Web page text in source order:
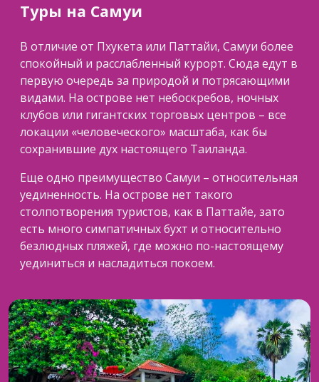
Туры на Самуи
В отличие от Пхукета или Паттайи, Самуи более
спокойный и расслабленный курорт. Сюда едут в
первую очередь за природой и потрясающими
видами. На острове нет небоскребов, ночных
клубов или гигантских торговых центров – все
локации «человеческого» масштаба, как бы
сохранившие дух настоящего Таиланда.
Еще одно преимущество Самуи – относительная
уединенность. На острове нет такого
столпотворения туристов, как в Паттайе, зато
есть много симпатичных бухт и относительно
безлюдных пляжей, где можно по-настоящему
уединиться и насладиться покоем.